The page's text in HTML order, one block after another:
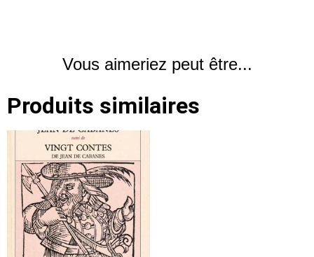
Vous aimeriez peut être...
Produits similaires